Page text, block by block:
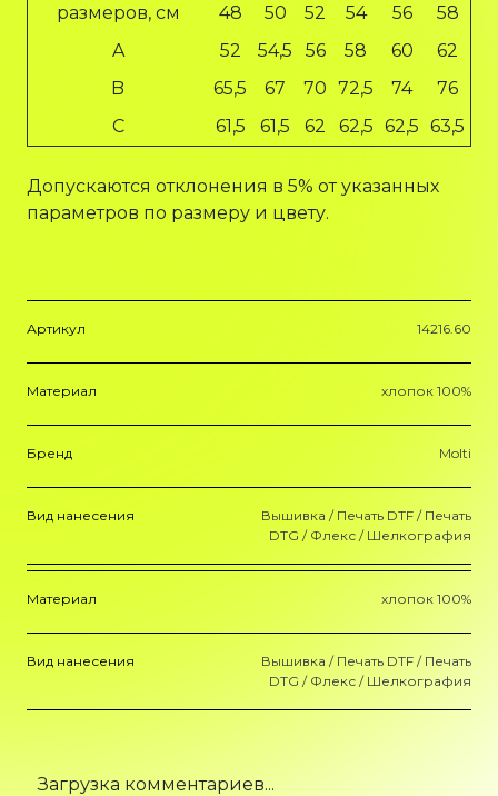
размеров, см
48
50
52
54
56
58
A
52 54,5 56 58 60
62
B
65,5 67 70 72,5 74
76
C
61,5 61,5 62 62,5 62,5 63,5
Допускаются отклонения в 5% от указанных
параметров по размеру и цвету.
Артикул 14216.60
Материал хлопок 100%
Бренд Molti
Вид нанесения
Вышивка / Печать DTF / Печать
DTG / Флекс / Шелкография
Материал хлопок 100%
Вид нанесения
Вышивка / Печать DTF / Печать
DTG / Флекс / Шелкография
Загрузка комментариев...